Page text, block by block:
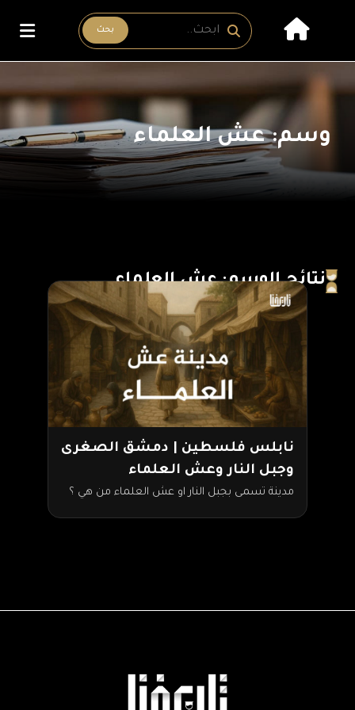
بحث
وسم: عش العلماء
نتائج الوسم: عش العلماء
نابلس فلسطين | دمشق الصغرى
وجبل النار وعش العلماء
مدينة تسمى بجبل النار او عش العلماء من هي ؟